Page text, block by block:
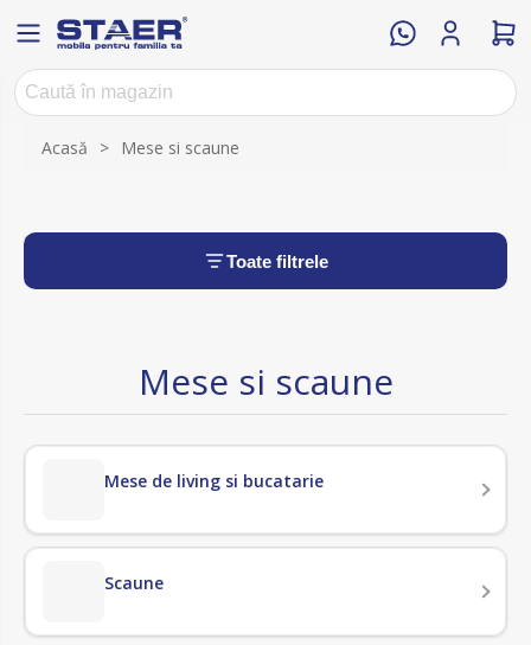
Acasă > Mese si scaune
Toate filtrele
Mese si scaune
Mese de living si bucatarie
Scaune